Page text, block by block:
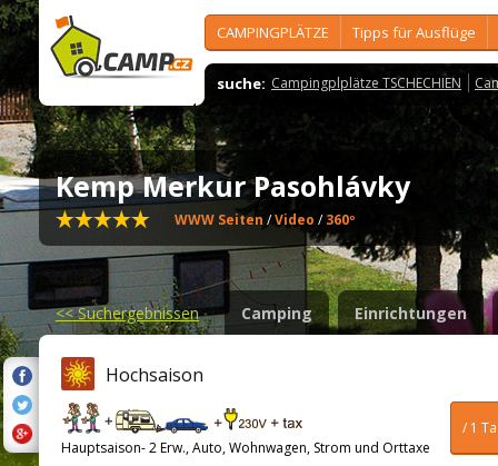
CAMPINGPLÄTZE Tipps für Ausflüge
suche: Campingplplätze TSCHECHIEN
Kemp Merkur Pasohlávky
WWW Seiten /Video /360º
<<Suchergebnissen Camping Einrichtungen
Hochsaison
/ 1
Hauptsaison- 2 Erw., Auto, Wohnwagen, Strom und Orttaxe